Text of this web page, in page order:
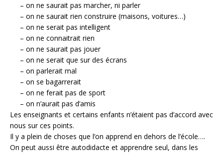
– on ne saurait pas marcher, ni parler
– on ne saurait rien construire (maisons, voitures…)
– on ne serait pas intelligent
– on ne connaitrait rien
– on ne saurait pas jouer
– on ne serait que sur des écrans
– on parlerait mal
– on se bagarrerait
– on ne ferait pas de sport
– on n’aurait pas d’amis
Les enseignants et certains enfants n’étaient pas d’accord avec
nous sur ces points.
Il y a plein de choses que l’on apprend en dehors de l’école….
On peut aussi être autodidacte et apprendre seul, dans les